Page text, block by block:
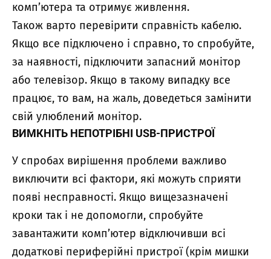
комп’ютера та отримує живлення.
Також варто перевірити справність кабелю.
Якщо все підключено і справно, то спробуйте,
за наявності, підключити запасний монітор
або телевізор. Якщо в такому випадку все
працює, то вам, на жаль, доведеться замінити
свій улюблений монітор.
ВИМКНІТЬ НЕПОТРІБНІ USB-ПРИСТРОЇ
У спробах вирішення проблеми важливо
виключити всі фактори, які можуть сприяти
появі несправності. Якщо вищезазначені
кроки так і не допомогли, спробуйте
завантажити комп’ютер відключивши всі
додаткові периферійні пристрої (крім мишки